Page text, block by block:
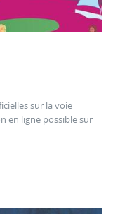
sur la voie
en ligne possible sur